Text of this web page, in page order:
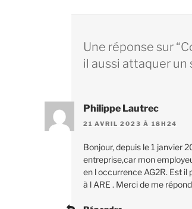
Une réponse sur
il aussi attaquer un
Philippe Lautrec
21 AVRIL 2023 À 18H24
Bonjour, depuis le 1 janvier
entreprise,car mon
en l occurrence AG2R. Est
à l ARE . Merci de me